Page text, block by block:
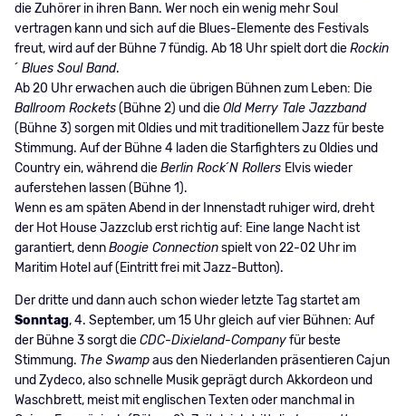
die Zuhörer in ihren Bann. Wer noch ein wenig mehr Soul
vertragen kann und sich auf die Blues-Elemente des Festivals
freut, wird auf der Bühne 7 fündig. Ab 18 Uhr spielt dort dieRockin
´ Blues Soul Band.
Ab 20 Uhr erwachen auch die übrigen Bühnen zum Leben: Die
Ballroom Rockets(Bühne 2) und dieOld Merry Tale Jazzband
(Bühne 3) sorgen mit Oldies und mit traditionellem Jazz für beste
Stimmung. Auf der Bühne 4 laden die Starfighters zu Oldies und
Country ein, während dieBerlin Rock´N Rollers Elvis wieder
auferstehen lassen (Bühne 1).
Wenn es am späten Abend in der Innenstadt ruhiger wird, dreht
der Hot House Jazzclub erst richtig auf: Eine lange Nacht ist
garantiert, dennBoogie Connectionspielt von 22-02 Uhr im
Maritim Hotel auf (Eintritt frei mit Jazz-Button).
Der dritte und dann auch schon wieder letzte Tag startet am
Sonntag, 4. September, um 15 Uhr gleich auf vier Bühnen: Auf
der Bühne 3 sorgt dieCDC-Dixieland-Companyfür beste
Stimmung. The Swampaus den Niederlanden präsentieren Cajun
und Zydeco, also schnelle Musik geprägt durch Akkordeon und
Waschbrett, meist mit englischen Texten oder manchmal in